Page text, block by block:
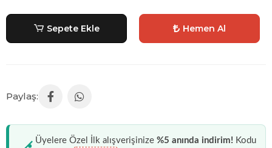
Sepete Ekle Hemen Al
Üyelere Özel İlk alışverişinize %5 anında indirim! Kodu